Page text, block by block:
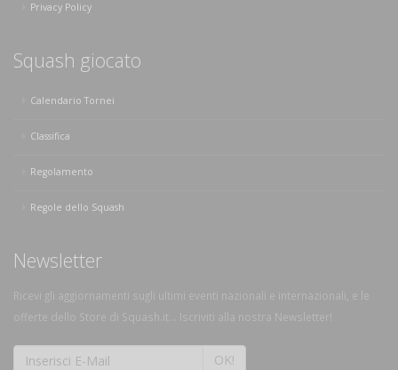
Privacy Policy
Squash giocato
Calendario Tornei
Classifica
Regolamento
Regole dello Squash
Newsletter
Ricevi gli aggiornamenti sugli ultimi eventi nazionali e internazionali, e le
offerte dello Store di Squash.it... Iscriviti alla nostra Newsletter!
OK!